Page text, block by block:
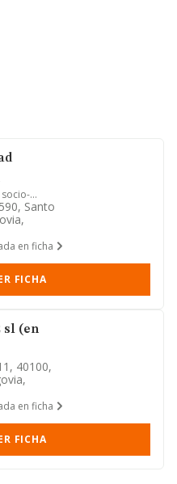
de
Santo
en ficha
FICHA
sl (en
40100,
en ficha
FICHA